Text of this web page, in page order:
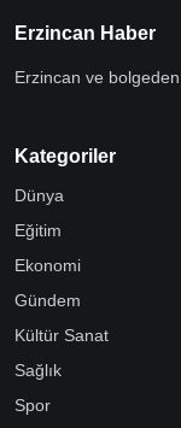
Erzincan Haber
Erzincan ve
Kategoriler
Dünya
Eğitim
Ekonomi
Gündem
Kültür Sanat
Sağlık
Spor